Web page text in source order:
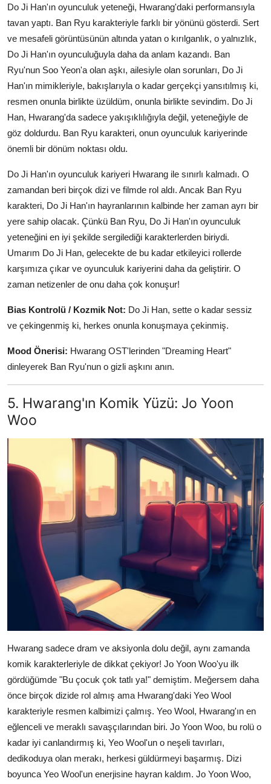
Do Ji Han'ın oyunculuk yeteneği, Hwarang'daki performansıyla
tavan yaptı. Ban Ryu karakteriyle farklı bir yönünü gösterdi. Sert
ve mesafeli görüntüsünün altında yatan o kırılganlık, o yalnızlık,
Do Ji Han'ın oyunculuğuyla daha da anlam kazandı. Ban
Ryu'nun Soo Yeon'a olan aşkı, ailesiyle olan sorunları, Do Ji
Han'ın mimikleriyle, bakışlarıyla o kadar gerçekçi yansıtılmış ki,
resmen onunla birlikte üzüldüm, onunla birlikte sevindim. Do Ji
Han, Hwarang'da sadece yakışıklılığıyla değil, yeteneğiyle de
göz doldurdu. Ban Ryu karakteri, onun oyunculuk kariyerinde
önemli bir dönüm noktası oldu.
Do Ji Han'ın oyunculuk kariyeri Hwarang ile sınırlı kalmadı. O
zamandan beri birçok dizi ve filmde rol aldı. Ancak Ban Ryu
karakteri, Do Ji Han'ın hayranlarının kalbinde her zaman ayrı bir
yere sahip olacak. Çünkü Ban Ryu, Do Ji Han'ın oyunculuk
yeteneğini en iyi şekilde sergilediği karakterlerden biriydi.
Umarım Do Ji Han, gelecekte de bu kadar etkileyici rollerde
karşımıza çıkar ve oyunculuk kariyerini daha da geliştirir. O
zaman netizenler de onu daha çok konuşur!
Bias Kontrolü / Kozmik Not: Do Ji Han, sette o kadar sessiz
ve çekingenmiş ki, herkes onunla konuşmaya çekinmiş.
Mood Önerisi: Hwarang OST'lerinden "Dreaming Heart"
dinleyerek Ban Ryu'nun o gizli aşkını anın.
5. Hwarang'ın Komik Yüzü: Jo Yoon
Woo
Hwarang sadece dram ve aksiyonla dolu değil, aynı zamanda
komik karakterleriyle de dikkat çekiyor! Jo Yoon Woo'yu ilk
gördüğümde "Bu çocuk çok tatlı ya!" demiştim. Meğersem daha
önce birçok dizide rol almış ama Hwarang'daki Yeo Wool
karakteriyle resmen kalbimizi çalmış. Yeo Wool, Hwarang'ın en
eğlenceli ve meraklı savaşçılarından biri. Jo Yoon Woo, bu rolü o
kadar iyi canlandırmış ki, Yeo Wool'un o neşeli tavırları,
dedikoduya olan merakı, herkesi güldürmeyi başarmış. Dizi
boyunca Yeo Wool'un enerjisine hayran kaldım. Jo Yoon Woo,